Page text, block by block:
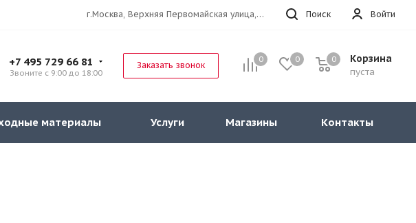
Войти
Поиск
г.Москва, Верхняя Первомайская улица, 47к11 офис 214
0 0 Корзина
пуста
0
+7 495 729 66 81
Звоните с 9:00 до 18:00
Заказать звонок
материалы Услуги Магазины Контакты